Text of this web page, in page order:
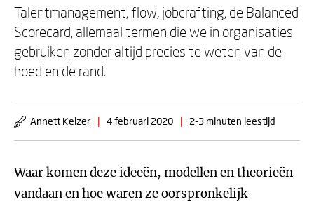
Talentmanagement, flow, jobcrafting, de Balanced
Scorecard, allemaal termen die we in organisaties
gebruiken zonder altijd precies te weten van de
hoed en de rand.
Annett Keizer | 4 februari 2020 | 2-3 minuten leestijd
Waar komen deze ideeën, modellen en theorieën
vandaan en hoe waren ze oorspronkelijk